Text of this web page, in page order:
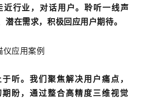
行业，对话用户。聆听一线声
潜在需求，积极回应用户期待。
。我们聚焦解决用户痛点，
盼，通过整合高精度三维视觉